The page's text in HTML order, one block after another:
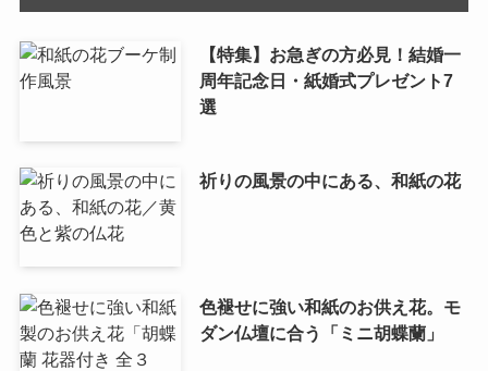
【特集】お急ぎの方必見！結婚一
周年記念日・紙婚式プレゼント7
選
祈りの風景の中にある、和紙の花
色褪せに強い和紙のお供え花。モ
ダン仏壇に合う「ミニ胡蝶蘭」